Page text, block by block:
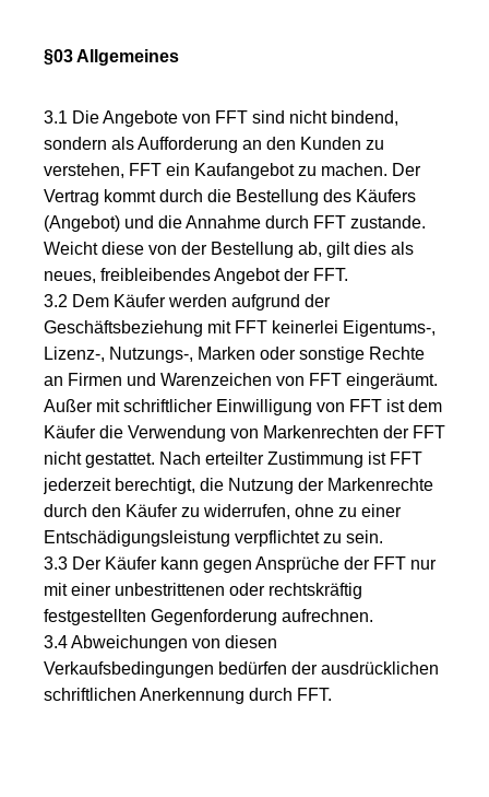
§03 Allgemeines
3.1 Die Angebote von FFT sind nicht bindend,
sondern als Aufforderung an den Kunden zu
verstehen, FFT ein Kaufangebot zu machen. Der
Vertrag kommt durch die Bestellung des Käufers
(Angebot) und die Annahme durch FFT zustande.
Weicht diese von der Bestellung ab, gilt dies als
neues, freibleibendes Angebot der FFT.
3.2 Dem Käufer werden aufgrund der
Geschäftsbeziehung mit FFT keinerlei Eigentums-,
Lizenz-, Nutzungs-, Marken oder sonstige Rechte
an Firmen und Warenzeichen von FFT eingeräumt.
Außer mit schriftlicher Einwilligung von FFT ist dem
Käufer die Verwendung von Markenrechten der FFT
nicht gestattet. Nach erteilter Zustimmung ist FFT
jederzeit berechtigt, die Nutzung der Markenrechte
durch den Käufer zu widerrufen, ohne zu einer
Entschädigungsleistung verpflichtet zu sein.
3.3 Der Käufer kann gegen Ansprüche der FFT nur
mit einer unbestrittenen oder rechtskräftig
festgestellten Gegenforderung aufrechnen.
3.4 Abweichungen von diesen
Verkaufsbedingungen bedürfen der ausdrücklichen
schriftlichen Anerkennung durch FFT.